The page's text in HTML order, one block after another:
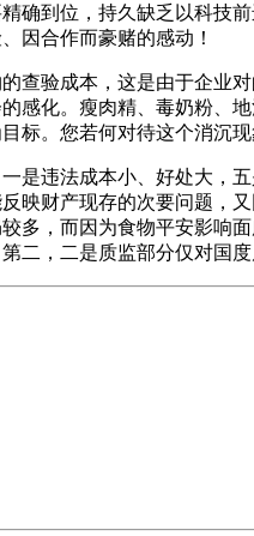
确到位，持久缺乏以科技
因合作而豪赌的感动！
验成本，这是由于企业对
感化。瘦肉精、毒奶粉、
标。您若何对待这个消沉
违法成本小、好处大，五
映财产现存的次要问题，
多，而因为食物平安影响
二，二是质监部分仅对国